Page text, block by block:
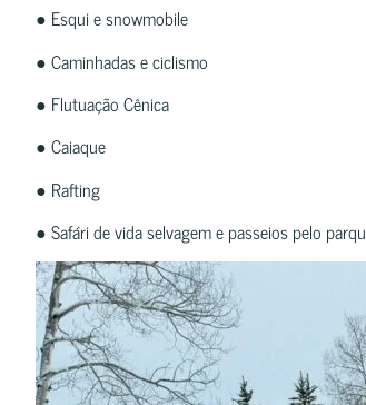
● Esqui e snowmobile
● Caminhadas e ciclismo
● Flutuação Cênica
● Caiaque
● Rafting
● Safári de vida selvagem e passeios pelo